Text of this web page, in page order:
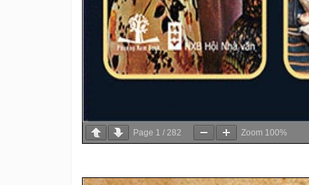
Page 1 / 282 Zoom 100%